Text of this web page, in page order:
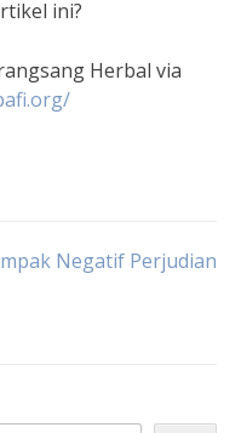
ini?
Herbal via
Negatif Perjudian